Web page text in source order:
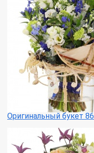
Оригинальный букет